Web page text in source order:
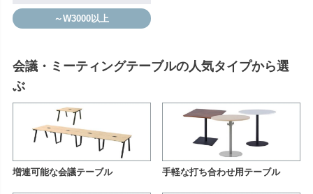
～W3000以上
会議・ミーティングテーブルの人気タイプから選
ぶ
増連可能な会議テーブル 手軽な打ち合わせ用テーブル